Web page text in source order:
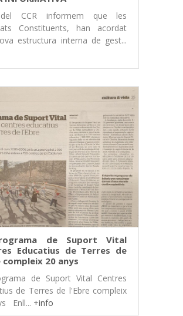
CCR informem que les
Constituents, han acordat
estructura interna de gest...
de Suport Vital
Educatius de Terres de
compleix 20 anys
de Suport Vital Centres
de Terres de l'Ebre compleix
Enll... +info